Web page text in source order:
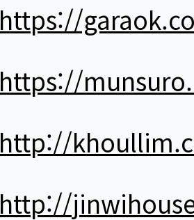
https://
https://
http://
http://